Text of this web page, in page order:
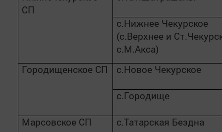
СП
с.Нижнее Чекурское
(с.Верхнее и
с.М.Акса)
Городищенское СП
с.Новое Чекурское
с.Городище
Марсовское СП с.Татарская Бездна